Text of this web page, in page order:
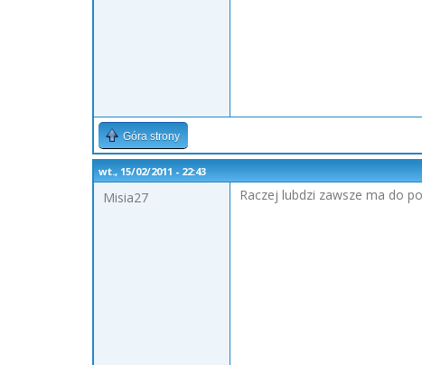
Góra strony
wt., 15/02/2011 - 22:43
Misia27
Raczej lubdzi zawsze ma do